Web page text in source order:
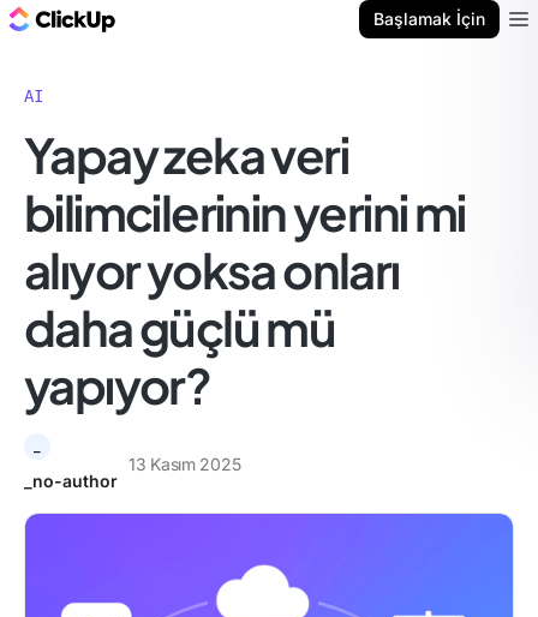
Başlamak İçin
AI
Yapay zeka veri
bilimcilerinin yerini mi
alıyor yoksa onları
daha güçlü mü
yapıyor?
_no-author
13 Kasım 2025